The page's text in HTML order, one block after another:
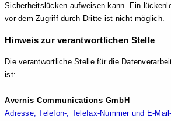
Sicherheitslücken aufweisen kann. Ein
vor dem Zugriff durch Dritte ist nicht möglich.
Hinweis zur verantwortlichen Stelle
Die verantwortliche Stelle für die
ist:
Avernis Communications GmbH
Adresse, Telefon-, Telefax-Nummer und E-